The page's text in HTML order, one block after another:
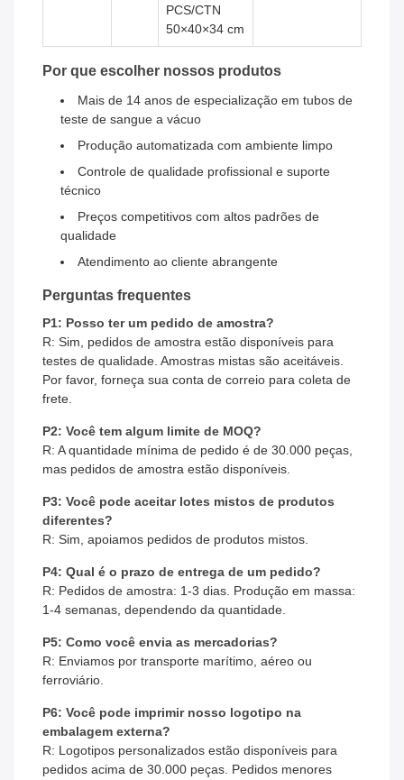
PCS/CTN
50×40×34 cm
Por que escolher nossos produtos
Mais de 14 anos de especialização em tubos de
teste de sangue a vácuo
Produção automatizada com ambiente limpo
Controle de qualidade profissional e suporte
técnico
Preços competitivos com altos padrões de
qualidade
Atendimento ao cliente abrangente
Perguntas frequentes
P1: Posso ter um pedido de amostra?
R: Sim, pedidos de amostra estão disponíveis para
testes de qualidade. Amostras mistas são aceitáveis.
Por favor, forneça sua conta de correio para coleta de
frete.
P2: Você tem algum limite de MOQ?
R: A quantidade mínima de pedido é de 30.000 peças,
mas pedidos de amostra estão disponíveis.
P3: Você pode aceitar lotes mistos de produtos
diferentes?
R: Sim, apoiamos pedidos de produtos mistos.
P4: Qual é o prazo de entrega de um pedido?
R: Pedidos de amostra: 1-3 dias. Produção em massa:
1-4 semanas, dependendo da quantidade.
P5: Como você envia as mercadorias?
R: Enviamos por transporte marítimo, aéreo ou
ferroviário.
P6: Você pode imprimir nosso logotipo na
embalagem externa?
R: Logotipos personalizados estão disponíveis para
pedidos acima de 30.000 peças. Pedidos menores